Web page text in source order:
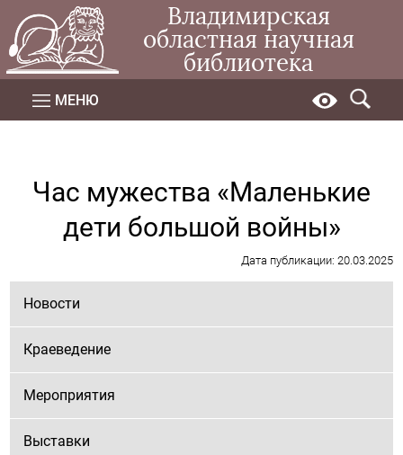
Владимирская
областная научная
библиотека
МЕНЮ
Час мужества «Маленькие
дети большой войны»
Дата публикации: 20.03.2025
Новости
Краеведение
Мероприятия
Выставки